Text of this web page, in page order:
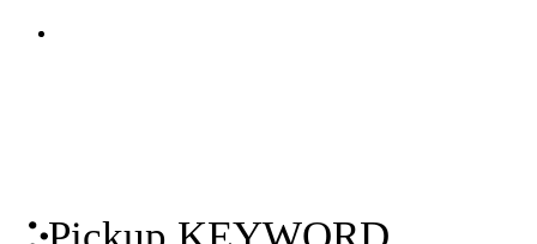
関連ソリューション